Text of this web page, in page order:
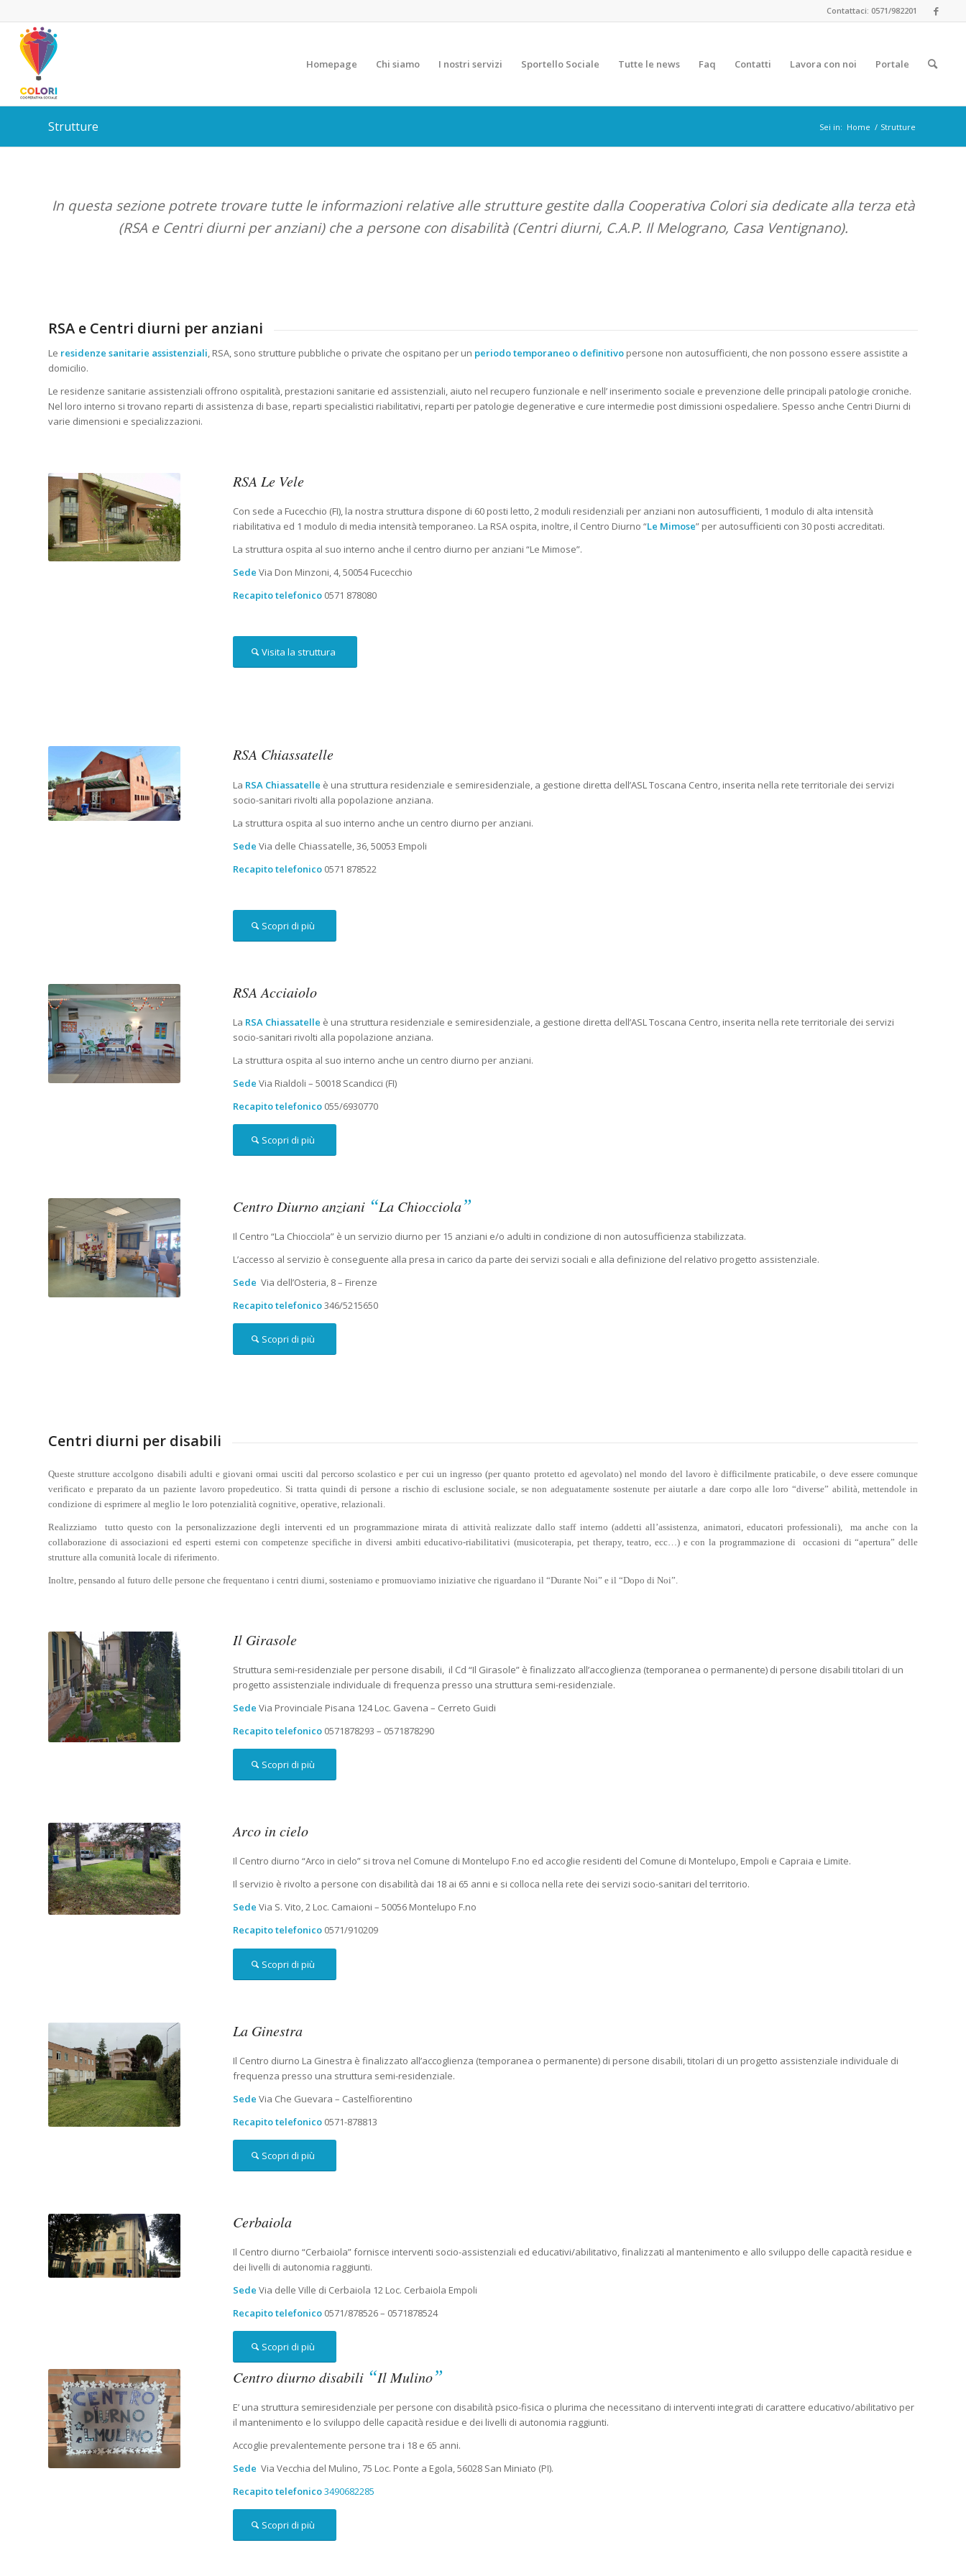
Contattaci: 0571/982201
Homepage Chi siamo I nostri servizi Sportello Sociale Tutte le news Faq Contatti Lavora con noi Portale
Strutture Sei in: Home / Strutture
In questa sezione potrete trovare tutte le informazioni relative alle strutture gestite dalla Cooperativa Colori sia dedicate alla terza età
(RSA e Centri diurni per anziani) che a persone con disabilità (Centri diurni, C.A.P. Il Melograno, Casa Ventignano).
RSA e Centri diurni per anziani
Le residenze sanitarie assistenziali, RSA, sono strutture pubbliche o private che ospitano per un periodo temporaneo o definitivo persone non autosufficienti, che non possono essere assistite a
domicilio.
Le residenze sanitarie assistenziali offrono ospitalità, prestazioni sanitarie ed assistenziali, aiuto nel recupero funzionale e nell’ inserimento sociale e prevenzione delle principali patologie croniche.
Nel loro interno si trovano reparti di assistenza di base, reparti specialistici riabilitativi, reparti per patologie degenerative e cure intermedie post dimissioni ospedaliere. Spesso anche Centri Diurni di
varie dimensioni e specializzazioni.
RSA Le Vele
Con sede a Fucecchio (FI), la nostra struttura dispone di 60 posti letto, 2 moduli residenziali per anziani non autosufficienti, 1 modulo di alta intensità
riabilitativa ed 1 modulo di media intensità temporaneo. La RSA ospita, inoltre, il Centro Diurno “Le Mimose” per autosufficienti con 30 posti accreditati.
La struttura ospita al suo interno anche il centro diurno per anziani “Le Mimose”.
Sede Via Don Minzoni, 4, 50054 Fucecchio
Recapito telefonico 0571 878080
Visita la struttura
RSA Chiassatelle
La RSA Chiassatelle è una struttura residenziale e semiresidenziale, a gestione diretta dell’ASL Toscana Centro, inserita nella rete territoriale dei servizi
socio-sanitari rivolti alla popolazione anziana.
La struttura ospita al suo interno anche un centro diurno per anziani.
Sede Via delle Chiassatelle, 36, 50053 Empoli
Recapito telefonico 0571 878522
Scopri di più
RSA Acciaiolo
La RSA Chiassatelle è una struttura residenziale e semiresidenziale, a gestione diretta dell’ASL Toscana Centro, inserita nella rete territoriale dei servizi
socio-sanitari rivolti alla popolazione anziana.
La struttura ospita al suo interno anche un centro diurno per anziani.
Sede Via Rialdoli – 50018 Scandicci (FI)
Recapito telefonico 055/6930770
Scopri di più
Centro Diurno anziani “La Chiocciola”
Il Centro “La Chiocciola” è un servizio diurno per 15 anziani e/o adulti in condizione di non autosufficienza stabilizzata.
L’accesso al servizio è conseguente alla presa in carico da parte dei servizi sociali e alla definizione del relativo progetto assistenziale.
Sede Via dell’Osteria, 8 – Firenze
Recapito telefonico346/5215650
Scopri di più
Centri diurni per disabili
Queste strutture accolgono disabili adulti e giovani ormai usciti dal percorso scolastico e per cui un ingresso (per quanto protetto ed agevolato) nel mondo del lavoro è difficilmente praticabile, o deve essere comunque
verificato e preparato da un paziente lavoro propedeutico. Si tratta quindi di persone a rischio di esclusione sociale, se non adeguatamente sostenute per aiutarle a dare corpo alle loro “diverse” abilità, mettendole in
condizione di esprimere al meglio le loro potenzialità cognitive, operative, relazionali.
Realizziamo tutto questo con la personalizzazione degli interventi ed un programmazione mirata di attività realizzate dallo staff interno (addetti all’assistenza, animatori, educatori professionali),
ma anche con la
collaborazione di associazioni ed esperti esterni con competenze specifiche in diversi ambiti educativo-riabilitativi (musicoterapia, pet therapy, teatro, ecc…) e con la programmazione di
occasioni di “apertura” delle
strutture alla comunità locale di riferimento.
Inoltre, pensando al futuro delle persone che frequentano i centri diurni, sosteniamo e promuoviamo iniziative che riguardano il “Durante Noi” e il “Dopo di Noi”.
Il Girasole
Struttura semi-residenziale per persone disabili, il Cd “Il Girasole” è finalizzato all’accoglienza (temporanea o permanente) di persone disabili titolari di un
progetto assistenziale individuale di frequenza presso una struttura semi-residenziale.
Sede Via Provinciale Pisana 124 Loc. Gavena – Cerreto Guidi
Recapito telefonico 0571878293 – 0571878290
Scopri di più
Arco in cielo
Il Centro diurno “Arco in cielo” si trova nel Comune di Montelupo F.no ed accoglie residenti del Comune di Montelupo, Empoli e Capraia e Limite.
Il servizio è rivolto a persone con disabilità dai 18 ai 65 anni e si colloca nella rete dei servizi socio-sanitari del territorio.
Sede Via S. Vito, 2 Loc. Camaioni – 50056 Montelupo F.no
Recapito telefonico 0571/910209
Scopri di più
La Ginestra
Il Centro diurno La Ginestra è finalizzato all’accoglienza (temporanea o permanente) di persone disabili, titolari di un progetto assistenziale individuale di
frequenza presso una struttura semi-residenziale.
Sede Via Che Guevara – Castelfiorentino
Recapito telefonico 0571-878813
Scopri di più
Cerbaiola
Il Centro diurno “Cerbaiola” fornisce interventi socio-assistenziali ed educativi/abilitativo, finalizzati al mantenimento e allo sviluppo delle capacità residue e
dei livelli di autonomia raggiunti.
Sede Via delle Ville di Cerbaiola 12 Loc. Cerbaiola Empoli
Recapito telefonico 0571/878526 – 0571878524
Scopri di più
Centro diurno disabili “Il Mulino”
E’ una struttura semiresidenziale per persone con disabilità psico-fisica o plurima che necessitano di interventi integrati di carattere educativo/abilitativo per
il mantenimento e lo sviluppo delle capacità residue e dei livelli di autonomia raggiunti.
Accoglie prevalentemente persone tra i 18 e 65 anni.
Sede Via Vecchia del Mulino, 75 Loc. Ponte a Egola, 56028 San Miniato (PI).
Recapito telefonico3490682285
Scopri di più